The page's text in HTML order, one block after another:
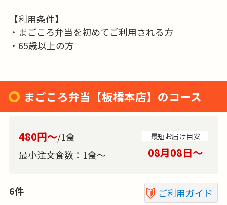
【利用条件】
・まごころ弁当を初めてご利用される方
・65歳以上の方
まごころ弁当【板橋本店】のコース
480円～/1食
最小注文食数： 1食～
最短お届け目安
08月08日〜
6件 ご利用ガイド